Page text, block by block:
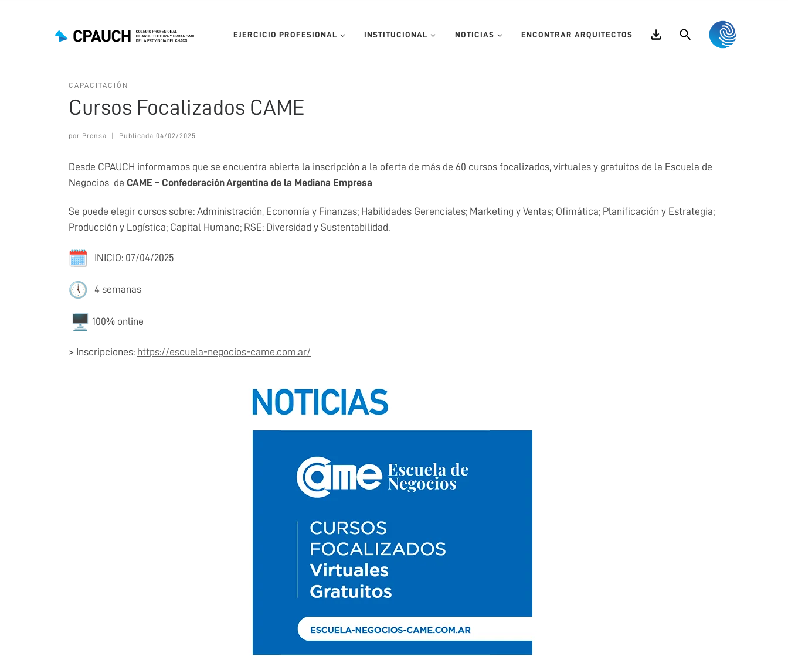
EJERCICIO PROFESIONAL INSTITUCIONAL NOTICIAS ENCONTRAR ARQUITECTOS Search
CAPACITACIÓN
Cursos Focalizados CAME
por Prensa Publicada 04/02/2025
Desde CPAUCH informamos que se encuentra abierta la inscripción a la oferta de más de 60 cursos focalizados, virtuales y gratuitos de la Escuela de
Negocios de CAME – Confederación Argentina de la Mediana Empresa
Se puede elegir cursos sobre: Administración, Economía y Finanzas; Habilidades Gerenciales; Marketing y Ventas; Ofimática; Planificación y Estrategia;
Producción y Logística; Capital Humano; RSE: Diversidad y Sustentabilidad.
INICIO: 07/04/2025
4 semanas
100% online
> Inscripciones: https://escuela-negocios-came.com.ar/